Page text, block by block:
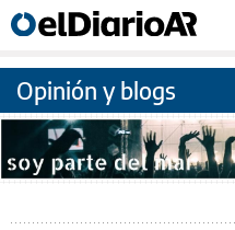
Opinión y blogs